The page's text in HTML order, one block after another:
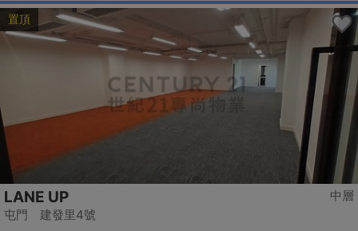
置頂
中層
LANE UP
屯門 建發里4號